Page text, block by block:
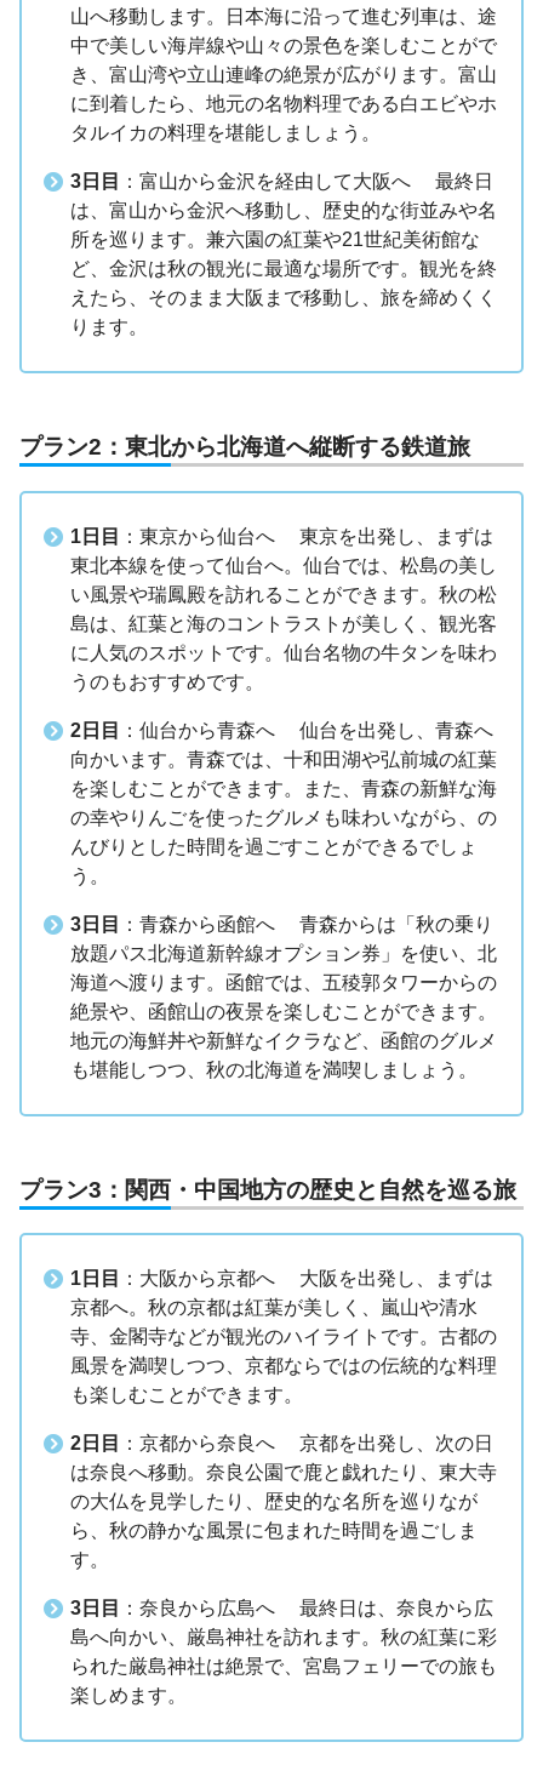
山へ移動します。日本海に沿って進む列車は、途
中で美しい海岸線や山々の景色を楽しむことがで
き、富山湾や立山連峰の絶景が広がります。富山
に到着したら、地元の名物料理である白エビやホ
タルイカの料理を堪能しましょう。
3日目
：富山から金沢を経由して大阪へ 最終日
は、富山から金沢へ移動し、歴史的な街並みや名
所を巡ります。兼六園の紅葉や21世紀美術館な
ど、金沢は秋の観光に最適な場所です。観光を終
えたら、そのまま大阪まで移動し、旅を締めくく
ります。
プラン2：東北から北海道へ縦断する鉄道旅
1日目
：東京から仙台へ 東京を出発し、まずは
東北本線を使って仙台へ。仙台では、松島の美し
い風景や瑞鳳殿を訪れることができます。秋の松
島は、紅葉と海のコントラストが美しく、観光客
に人気のスポットです。仙台名物の牛タンを味わ
うのもおすすめです。
2日目
：仙台から青森へ 仙台を出発し、青森へ
向かいます。青森では、十和田湖や弘前城の紅葉
を楽しむことができます。また、青森の新鮮な海
の幸やりんごを使ったグルメも味わいながら、の
んびりとした時間を過ごすことができるでしょ
う。
3日目
：青森から函館へ 青森からは「秋の乗り
放題パス北海道新幹線オプション券」を使い、北
海道へ渡ります。函館では、五稜郭タワーからの
絶景や、函館山の夜景を楽しむことができます。
地元の海鮮丼や新鮮なイクラなど、函館のグルメ
も堪能しつつ、秋の北海道を満喫しましょう。
プラン3：関西・中国地方の歴史と自然を巡る旅
1日目
：大阪から京都へ 大阪を出発し、まずは
京都へ。秋の京都は紅葉が美しく、嵐山や清水
寺、金閣寺などが観光のハイライトです。古都の
風景を満喫しつつ、京都ならではの伝統的な料理
も楽しむことができます。
2日目
：京都から奈良へ 京都を出発し、次の日
は奈良へ移動。奈良公園で鹿と戯れたり、東大寺
の大仏を見学したり、歴史的な名所を巡りなが
ら、秋の静かな風景に包まれた時間を過ごしま
す。
3日目
：奈良から広島へ 最終日は、奈良から広
島へ向かい、厳島神社を訪れます。秋の紅葉に彩
られた厳島神社は絶景で、宮島フェリーでの旅も
楽しめます。